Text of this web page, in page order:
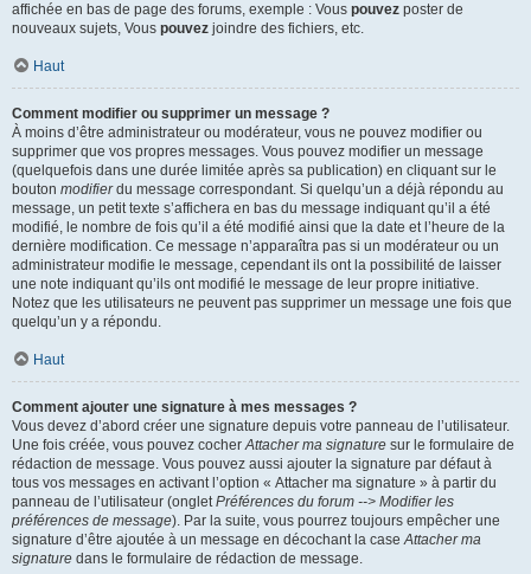
affichée en bas de page des forums, exemple : Vous pouvez poster de
nouveaux sujets, Vous pouvez joindre des fichiers, etc.
Haut
Comment modifier ou supprimer un message ?
À moins d’être administrateur ou modérateur, vous ne pouvez modifier ou
supprimer que vos propres messages. Vous pouvez modifier un message
(quelquefois dans une durée limitée après sa publication) en cliquant sur le
bouton modifierdu message correspondant. Si quelqu’un a déjà répondu au
message, un petit texte s’affichera en bas du message indiquant qu’il a été
modifié, le nombre de fois qu’il a été modifié ainsi que la date et l’heure de la
dernière modification. Ce message n’apparaîtra pas si un modérateur ou un
administrateur modifie le message, cependant ils ont la possibilité de laisser
une note indiquant qu’ils ont modifié le message de leur propre initiative.
Notez que les utilisateurs ne peuvent pas supprimer un message une fois que
quelqu’un y a répondu.
Haut
Comment ajouter une signature à mes messages ?
Vous devez d’abord créer une signature depuis votre panneau de l’utilisateur.
Une fois créée, vous pouvez cocherAttacher ma signature sur le formulaire de
rédaction de message. Vous pouvez aussi ajouter la signature par défaut à
tous vos messages en activant l’option « Attacher ma signature » à partir du
panneau de l’utilisateur (ongletPréférences du forum --> Modifier les
préférences de message). Par la suite, vous pourrez toujours empêcher une
signature d’être ajoutée à un message en décochant la caseAttacher ma
signature dans le formulaire de rédaction de message.